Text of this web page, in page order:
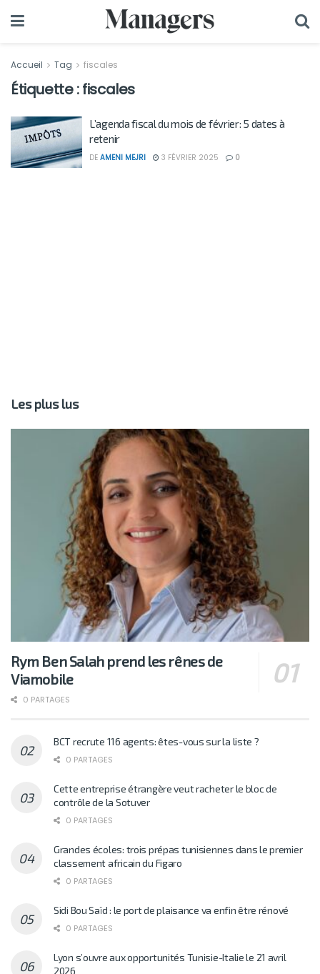
Accueil Tag fiscales
Étiquette :fiscales
L’agenda fiscal du mois de février: 5 dates à
retenir
DE AMENI MEJRI 3 FÉVRIER 2025 0
Les plus lus
Rym Ben Salah prend les rênes de
Viamobile
0 PARTAGES
BCT recrute 116 agents: êtes-vous sur la liste ?
0 PARTAGES
Cette entreprise étrangère veut racheter le bloc de
contrôle de la Sotuver
0 PARTAGES
Grandes écoles: trois prépas tunisiennes dans le premier
classement africain du Figaro
0 PARTAGES
Sidi Bou Saïd : le port de plaisance va enfin être rénové
0 PARTAGES
Lyon s’ouvre aux opportunités Tunisie-Italie le 21 avril
2026